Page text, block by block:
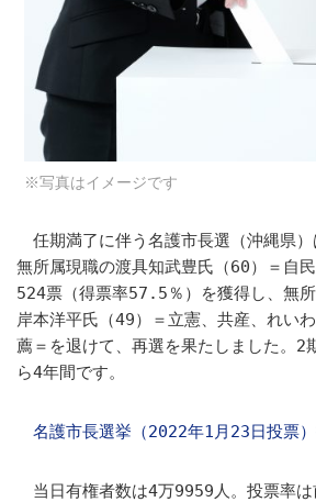
※写真はイメージです
任期満了に伴う名護市長選（沖縄県）
無所属現職の渡具知武豊氏（60）＝自
524票（得票率57.5％）を獲得し、無
岸本洋平氏（49）＝立憲、共産、れい
薦＝を退けて、再選を果たしました。2
ら4年間です。
名護市長選挙（2022年1月23日投票
当日有権者数は4万9959人。投票率